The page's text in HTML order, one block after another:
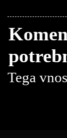
Tega